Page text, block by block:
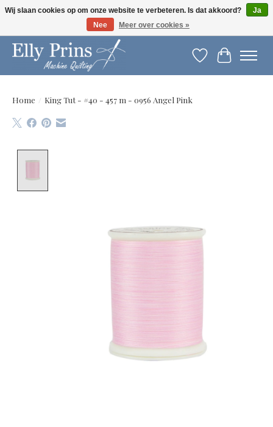
Let op: gewijzigde openingstijden!
Verlanglijst
Home / King Tut - #40 - 457 m - 0956 Angel Pink
Wij slaan cookies op om onze website te verbeteren. Is dat akkoord?
Ja
Nee
Meer over cookies »